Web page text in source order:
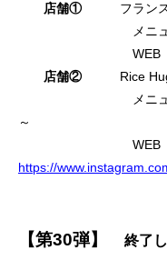
店舗①フランス
メニュー バ
店舗②Rice
メニュー おに
～
https://
【第30弾】 終了